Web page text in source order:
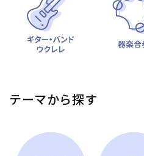
テーマから探す